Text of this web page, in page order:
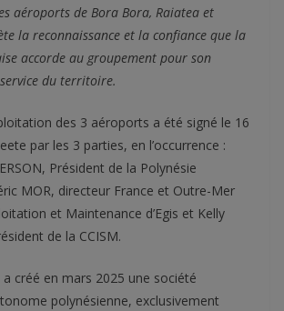
aéroports de Bora Bora, Raiatea et
la reconnaissance et la confiance que la
accorde au groupement pour son
du territoire.
des 3 aéroports a été signé le 16
par les 3 parties, en l’occurrence :
Président de la Polynésie
MOR, directeur France et Outre-Mer
et Maintenance d’Egis et Kelly
de la CCISM.
créé en mars 2025 une société
polynésienne, exclusivement